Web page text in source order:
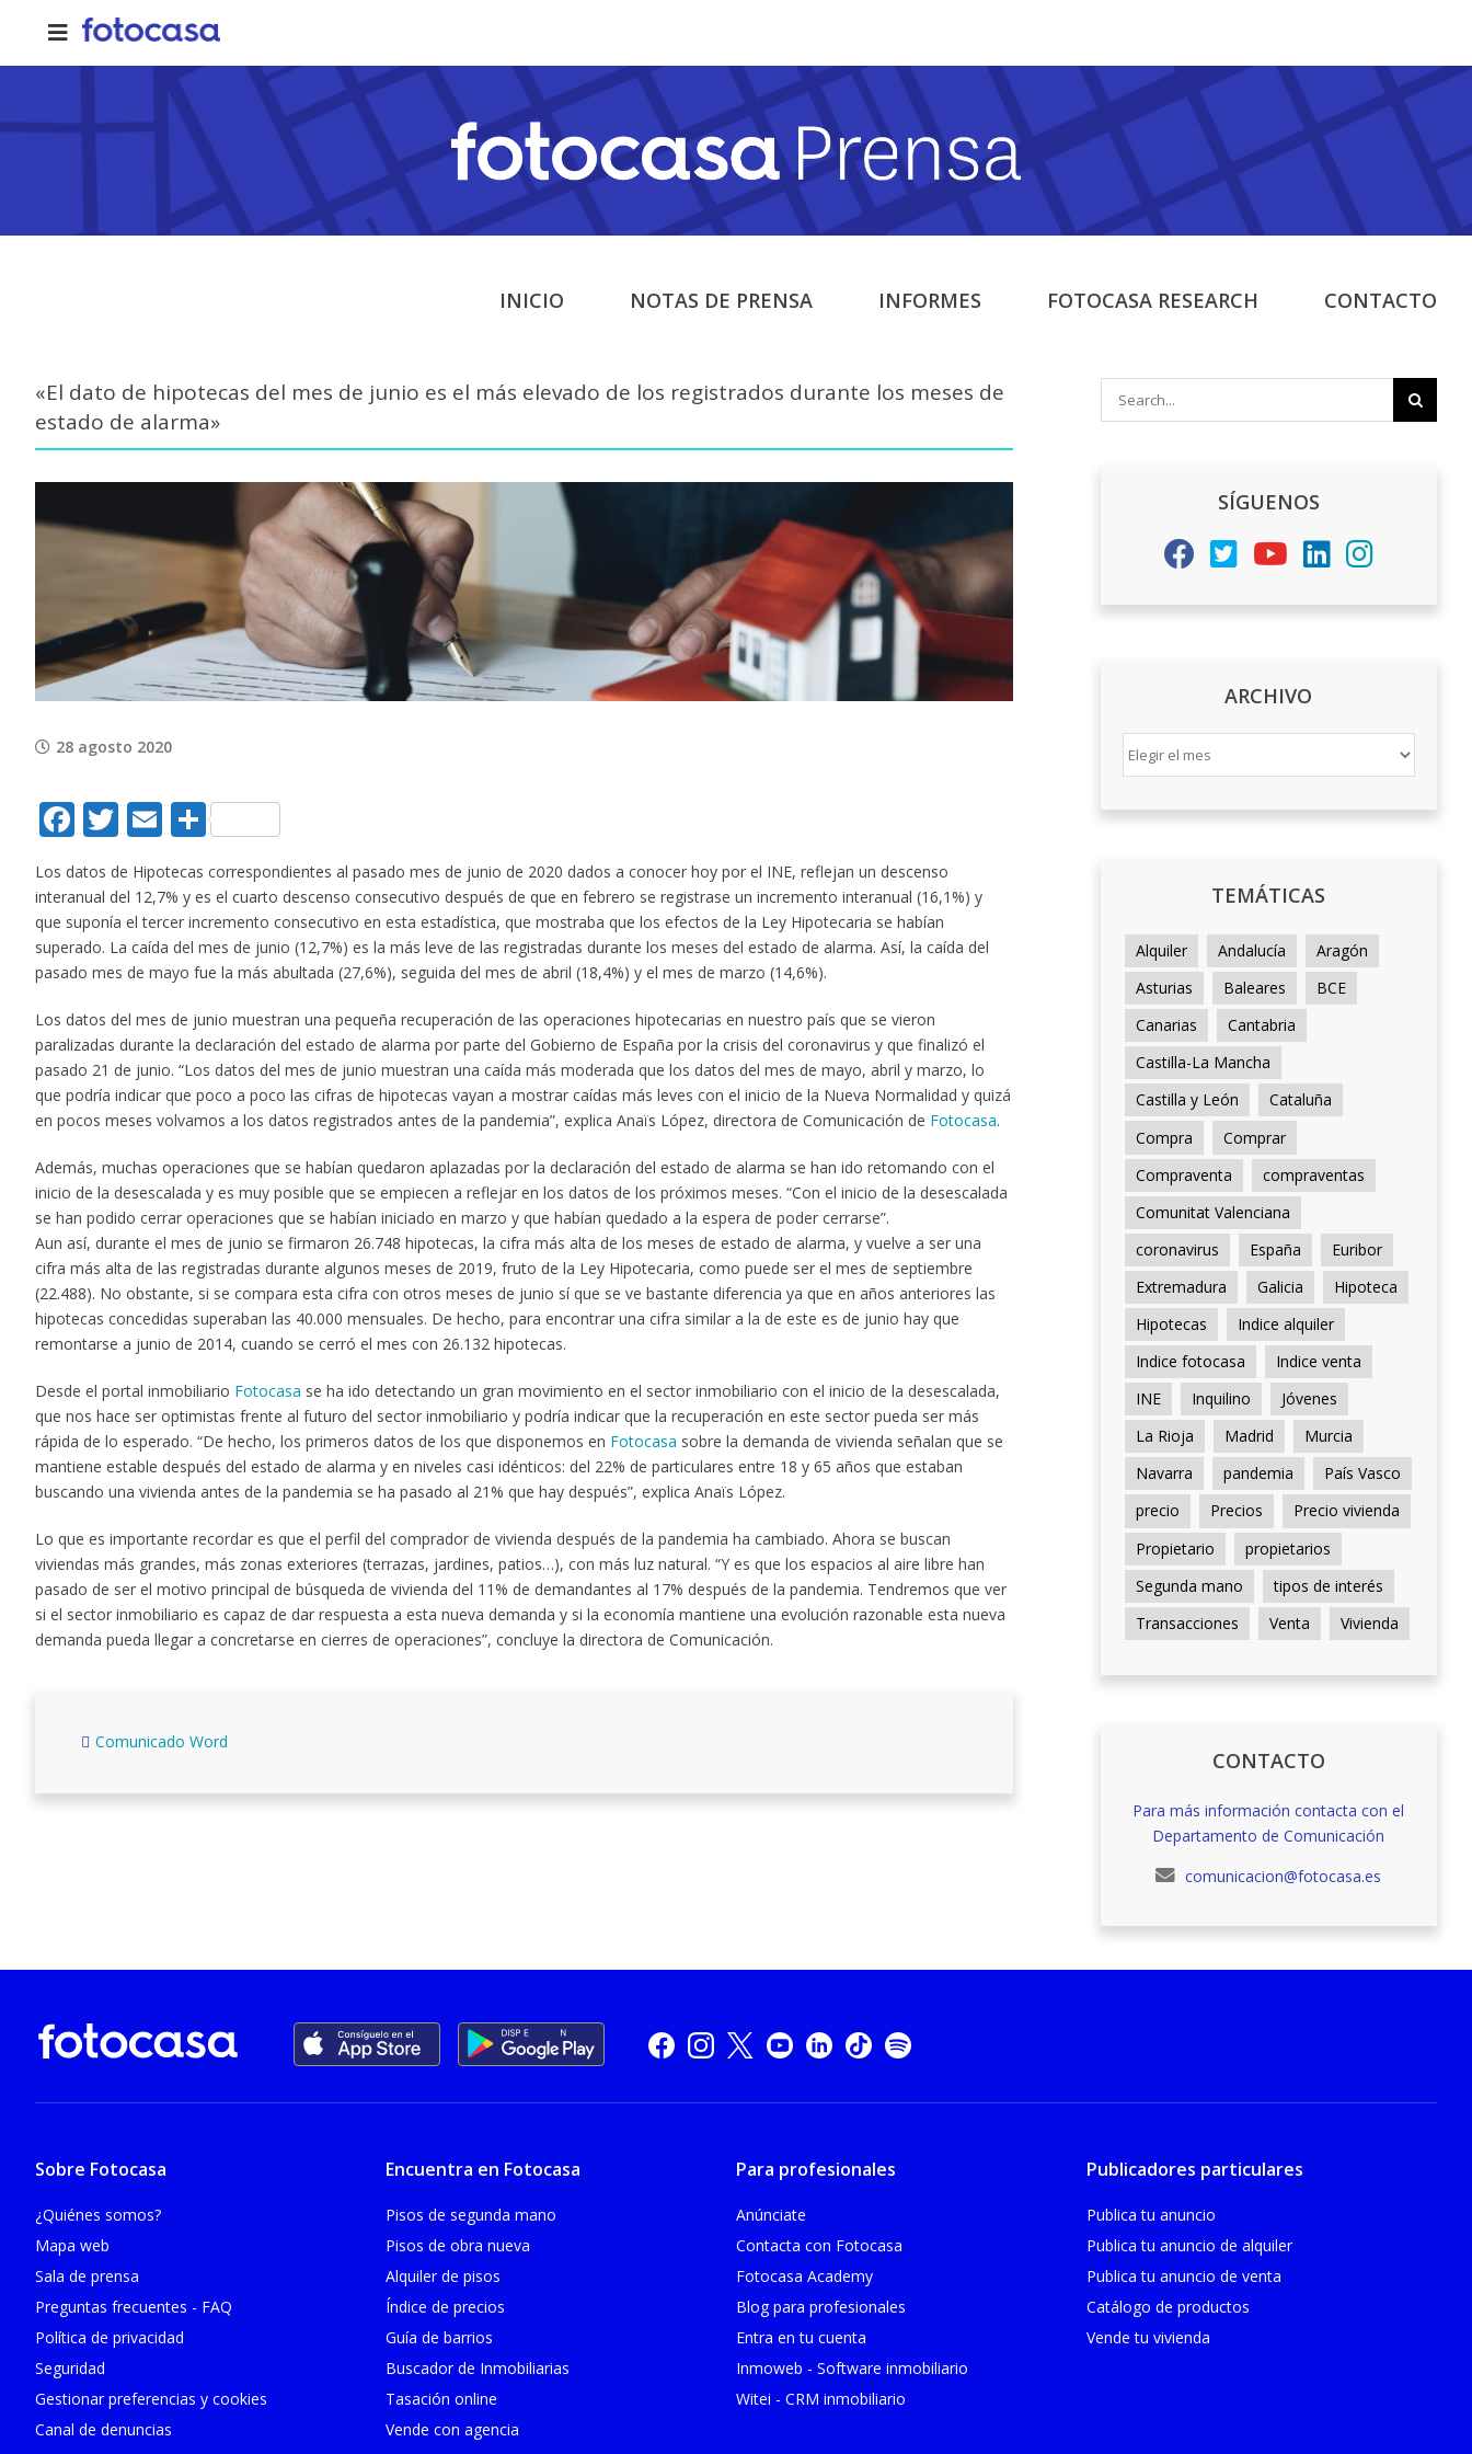
content
INICIO NOTAS DE PRENSA INFORMES FOTOCASA RESEARCH CONTACTO
«El dato de hipotecas del mes de junio es el más elevado de los registrados durante los meses de
estado de alarma»
Larger
28 agosto 2020
Facebook
Twitter
EmailCompartir
Los datos de Hipotecas correspondientes al pasado mes de junio de 2020 dados a conocer hoy por el INE, reflejan un descenso
interanual del 12,7% y es el cuarto descenso consecutivo después de que en febrero se registrase un incremento interanual (16,1%) y
que suponía el tercer incremento consecutivo en esta estadística, que mostraba que los efectos de la Ley Hipotecaria se habían
superado. La caída del mes de junio (12,7%) es la más leve de las registradas durante los meses del estado de alarma. Así, la caída del
pasado mes de mayo fue la más abultada (27,6%), seguida del mes de abril (18,4%) y el mes de marzo (14,6%).
Los datos del mes de junio muestran una pequeña recuperación de las operaciones hipotecarias en nuestro país que se vieron
paralizadas durante la declaración del estado de alarma por parte del Gobierno de España por la crisis del coronavirus y que finalizó el
pasado 21 de junio. “Los datos del mes de junio muestran una caída más moderada que los datos del mes de mayo, abril y marzo, lo
que podría indicar que poco a poco las cifras de hipotecas vayan a mostrar caídas más leves con el inicio de la Nueva Normalidad y quizá
en pocos meses volvamos a los datos registrados antes de la pandemia”, explica Anaïs López, directora de Comunicación de Fotocasa.
Además, muchas operaciones que se habían quedaron aplazadas por la declaración del estado de alarma se han ido retomando con el
inicio de la desescalada y es muy posible que se empiecen a reflejar en los datos de los próximos meses. “Con el inicio de la desescalada
se han podido cerrar operaciones que se habían iniciado en marzo y que habían quedado a la espera de poder cerrarse”.
Aun así, durante el mes de junio se firmaron 26.748 hipotecas, la cifra más alta de los meses de estado de alarma, y vuelve a ser una
cifra más alta de las registradas durante algunos meses de 2019, fruto de la Ley Hipotecaria, como puede ser el mes de septiembre
(22.488). No obstante, si se compara esta cifra con otros meses de junio sí que se ve bastante diferencia ya que en años anteriores las
hipotecas concedidas superaban las 40.000 mensuales. De hecho, para encontrar una cifra similar a la de este es de junio hay que
remontarse a junio de 2014, cuando se cerró el mes con 26.132 hipotecas.
Desde el portal inmobiliario Fotocasa se ha ido detectando un gran movimiento en el sector inmobiliario con el inicio de la desescalada,
que nos hace ser optimistas frente al futuro del sector inmobiliario y podría indicar que la recuperación en este sector pueda ser más
rápida de lo esperado. “De hecho, los primeros datos de los que disponemos en Fotocasa sobre la demanda de vivienda señalan que se
mantiene estable después del estado de alarma y en niveles casi idénticos: del 22% de particulares entre 18 y 65 años que estaban
buscando una vivienda antes de la pandemia se ha pasado al 21% que hay después”, explica Anaïs López.
Lo que es importante recordar es que el perfil del comprador de vivienda después de la pandemia ha cambiado. Ahora se buscan
viviendas más grandes, más zonas exteriores (terrazas, jardines, patios…), con más luz natural. “Y es que los espacios al aire libre han
pasado de ser el motivo principal de búsqueda de vivienda del 11% de demandantes al 17% después de la pandemia. Tendremos que ver
si el sector inmobiliario es capaz de dar respuesta a esta nueva demanda y si la economía mantiene una evolución razonable esta nueva
demanda pueda llegar a concretarse en cierres de operaciones”, concluye la directora de Comunicación.
Comunicado Word
SÍGUENOS
ARCHIVO
ARCHIVO
TEMÁTICAS
Alquiler Andalucía
Aragón
Asturias
Baleares
BCE
Canarias
Cantabria
Castilla-La Mancha
Castilla y León
Cataluña
Compra
Comprar
Compraventa
compraventas
Comunitat Valenciana
coronavirus
España
Euribor
Extremadura
Galicia
Hipoteca
Hipotecas
Indice alquiler
Indice fotocasa
Indice venta
INE
Inquilino
Jóvenes
La Rioja
Madrid
Murcia
Navarra
pandemia
País Vasco
precio
Precios
Precio vivienda
Propietario
propietarios
Segunda mano
tipos de interés
Transacciones
Venta Vivienda
CONTACTO
Para más información contacta con el
Departamento de Comunicación
comunicacion@fotocasa.es
Sobre Fotocasa
¿Quiénes somos?
Mapa web
Sala de prensa
Preguntas frecuentes - FAQ
Política de privacidad
Seguridad
Gestionar preferencias y cookies
Canal de denuncias
Encuentra en Fotocasa
Pisos de segunda mano
Pisos de obra nueva
Alquiler de pisos
Índice de precios
Guía de barrios
Buscador de Inmobiliarias
Tasación online
Vende con agencia
Para profesionales
Anúnciate
Contacta con Fotocasa
Fotocasa Academy
Blog para profesionales
Entra en tu cuenta
Inmoweb - Software inmobiliario
Witei - CRM inmobiliario
Publicadores particulares
Publica tu anuncio
Publica tu anuncio de alquiler
Publica tu anuncio de venta
Catálogo de productos
Vende tu vivienda